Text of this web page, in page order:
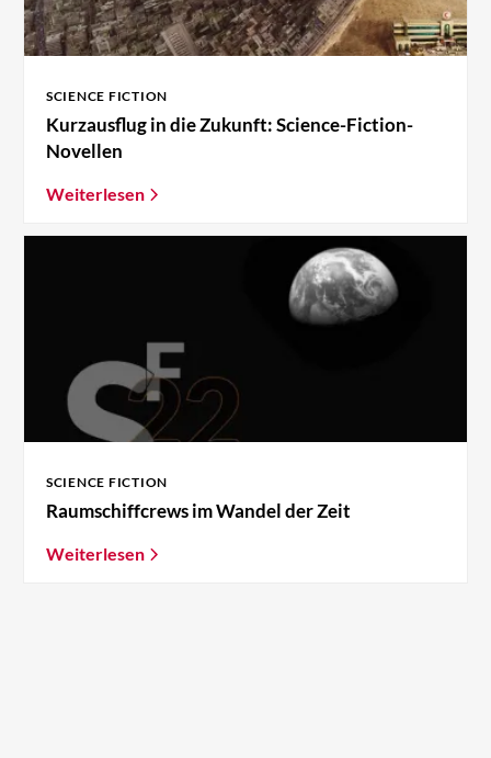
SCIENCE FICTION
Kurzausflug in die Zukunft: Science-Fiction-
Novellen
Weiterlesen
SCIENCE FICTION
Raumschiffcrews im Wandel der Zeit
Weiterlesen